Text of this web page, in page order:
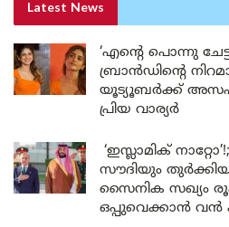
Latest News
‘എന്റെ പൊന്നു
ബ്രാൻഡിന്റെ
യൂട്യൂബർക്ക്
പ്രിയ വാര്യർ
‘ഇസ്ലാമിക്
സൗദിയും
സൈനിക സഖ്യം
ഒപ്പുവെക്കാൻ വൻ